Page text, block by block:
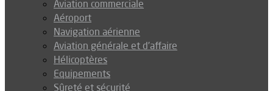
Aviation commerciale
Aéroport
Navigation aérienne
Aviation générale et d’affaire
Hélicoptères
Equipements
Sûreté et sécurité